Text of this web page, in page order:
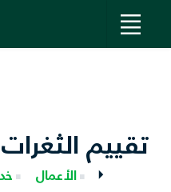
تقييم الثغرات
الأعمال